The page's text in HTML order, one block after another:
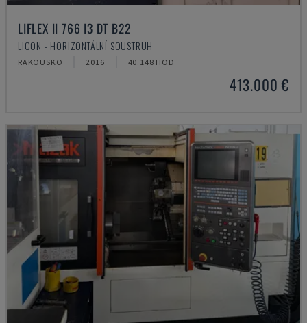
LIFLEX II 766 I3 DT B22
LICON - HORIZONTÁLNÍ SOUSTRUH
RAKOUSKO 2016 40.148 HOD
413.000 €